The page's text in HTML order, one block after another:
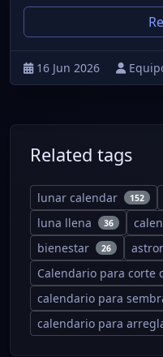
16 Jun 2026
Related tags
lunar calendar 152
luna llena 36
bienestar 26
Calendario para corte
calendario para
calendario para